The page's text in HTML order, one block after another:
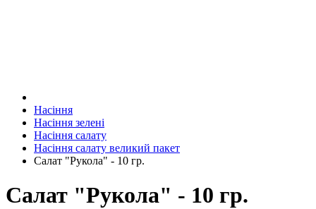
Насіння
Насіння зелені
Насіння салату
Насіння салату великий пакет
Салат "Рукола" - 10 гр.
Салат "Рукола" - 10 гр.